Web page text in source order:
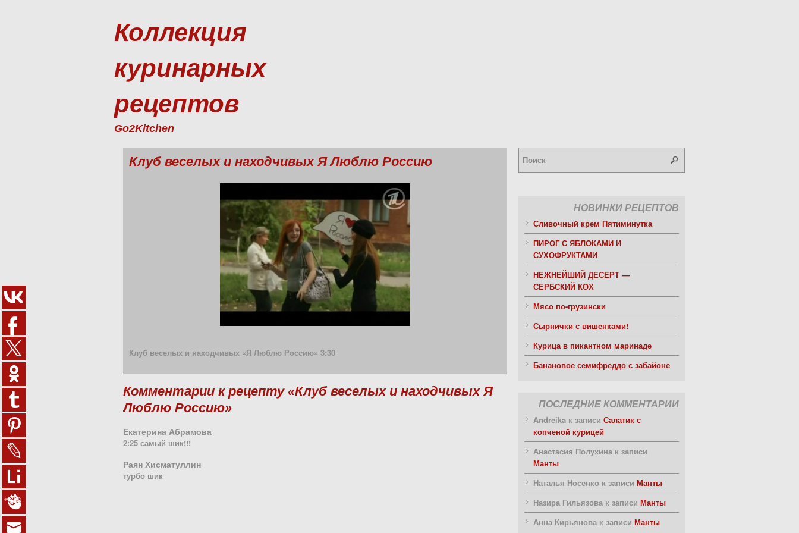
Коллекция
куринарных
рецептов
Go2Kitchen
Клуб веселых и находчивых Я Люблю Россию
Клуб веселых и находчивых «Я Люблю Россию» 3:30
Комментарии к рецепту «Клуб веселых и находчивых Я
Люблю Россию»
Екатерина Абрамова
2:25 самый шик!!!
Раян Хисматуллин
турбо шик
НОВИНКИ РЕЦЕПТОВ
Сливочный крем Пятиминутка
ПИРОГ С ЯБЛОКАМИ И
СУХОФРУКТАМИ
НЕЖНЕЙШИЙ ДЕСЕРТ —
СЕРБСКИЙ КОХ
Мясо по-грузински
Сырнички с вишенками!
Курица в пикантном маринаде
Банановое семифреддо с забайоне
ПОСЛЕДНИЕ КОММЕНТАРИИ
Andreika к записи Салатик с
копченой курицей
Анастасия Полухина к записи
Манты
Наталья Носенко к записи Манты
Назира Гильязова к записи Манты
Анна Кирьянова к записи Манты